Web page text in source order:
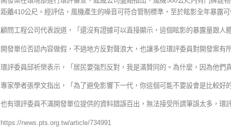
距離410公尺。經評估，風機產生的噪音可符合管制標準，至於眩影全年暴露
顧問工程公司代表說道，「還沒有證據可以直接顯示，這個眩影的暴露量跟人
開發單位否認內容做假，不過地方反對聲浪大，也讓多位環評委員對開發案有
環評委員邱祈榮表示，「居民要強烈反對，我是滿贊同的。為什麼，因為他們
專家學者張學文指出，「為了避免影響下一代，你這個可能不要設會是比較好的
也有環評委員不滿開發單位提供的資料錯誤百出，無法接受所謂筆誤太多，環
https://news.pts.org.tw/article/734991